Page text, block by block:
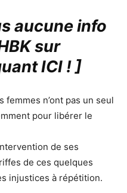
aucune info
sur
ICI ! ]
n’ont pas un seul
pour libérer le
de ses
de ces quelques
injustices à répétition.